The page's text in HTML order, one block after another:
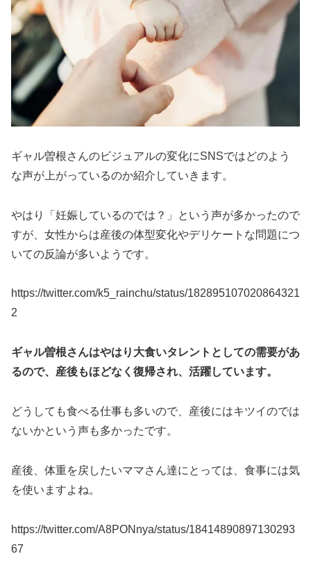
ギャル曽根さんのビジュアルの変化にSNSではどのよう
な声が上がっているのか紹介していきます。
やはり「妊娠しているのでは？」という声が多かったので
すが、女性からは産後の体型変化やデリケートな問題につ
いての反論が多いようです。
https://twitter.com/k5_rainchu/status/182895107020864321
2
ギャル曽根さんはやはり大食いタレントとしての需要があ
るので、産後もほどなく復帰され、活躍しています。
どうしても食べる仕事も多いので、産後にはキツイのでは
ないかという声も多かったです。
産後、体重を戻したいママさん達にとっては、食事には気
を使いますよね。
https://twitter.com/A8PONnya/status/18414890897130293
67